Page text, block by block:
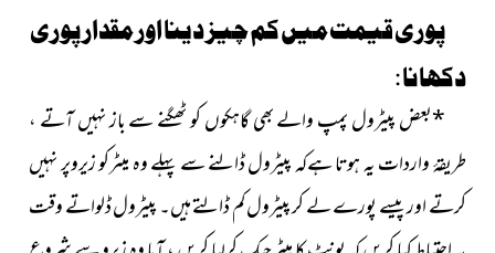
پوری قیمت میں کم چیز دینا اور مقدار پوری
دکھانا :
*بعض پیٹرول پمپ والے بھی گاہکوں کو ٹھگنے سے باز نہیں آتے ،
طریقۂ واردات یہ ہوتا ہےکہ پیٹرول ڈالنے سے پہلے وہ میٹرکو زیروپر نہیں
کرتے اور پیسے پورے لے کر پیٹرول کم ڈالتے ہیں۔ پیٹرول ڈلواتے وقت